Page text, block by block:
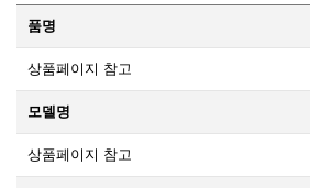
품명
상품페이지 참고
모델명
상품페이지 참고